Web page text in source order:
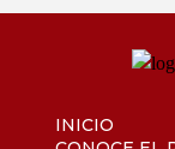
INICIO